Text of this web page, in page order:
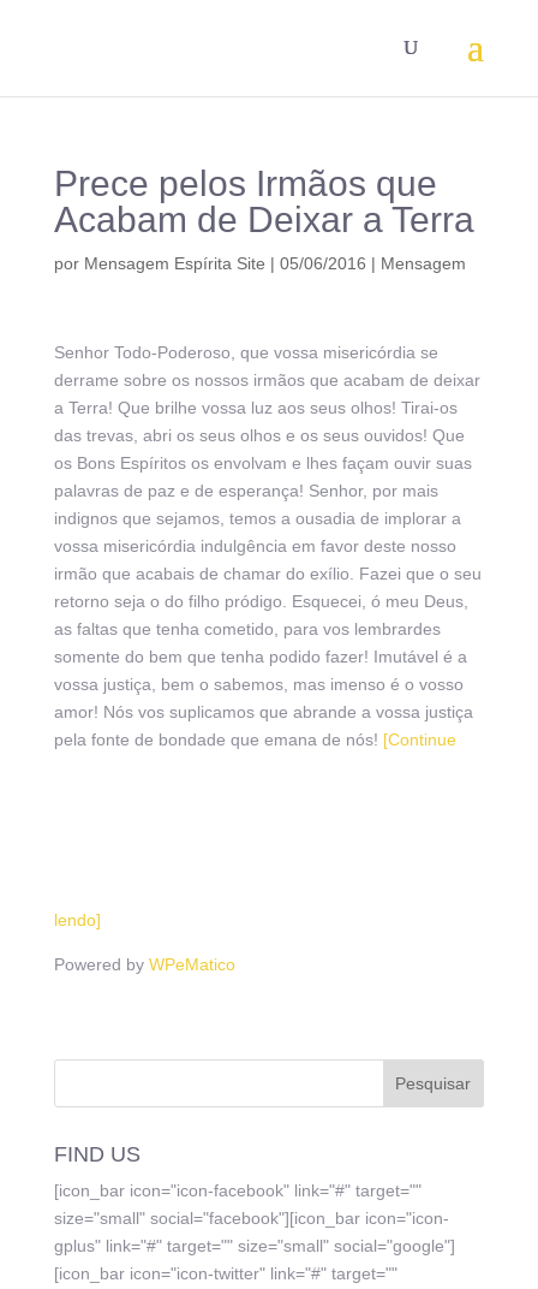
Prece pelos Irmãos que
Acabam de Deixar a Terra
por Mensagem Espírita Site | 05/06/2016 | Mensagem
Senhor Todo-Poderoso, que vossa misericórdia se
derrame sobre os nossos irmãos que acabam de deixar
a Terra! Que brilhe vossa luz aos seus olhos! Tirai-os
das trevas, abri os seus olhos e os seus ouvidos! Que
os Bons Espíritos os envolvam e lhes façam ouvir suas
palavras de paz e de esperança! Senhor, por mais
indignos que sejamos, temos a ousadia de implorar a
vossa misericórdia indulgência em favor deste nosso
irmão que acabais de chamar do exílio. Fazei que o seu
retorno seja o do filho pródigo. Esquecei, ó meu Deus,
as faltas que tenha cometido, para vos lembrardes
somente do bem que tenha podido fazer! Imutável é a
vossa justiça, bem o sabemos, mas imenso é o vosso
amor! Nós vos suplicamos que abrande a vossa justiça
pela fonte de bondade que emana de nós! [Continue
lendo]
Powered by WPeMatico
FIND US
[icon_bar icon="icon-facebook" link="#" target=""
size="small" social="facebook"][icon_bar icon="icon-
gplus" link="#" target="" size="small" social="google"]
[icon_bar icon="icon-twitter" link="#" target=""